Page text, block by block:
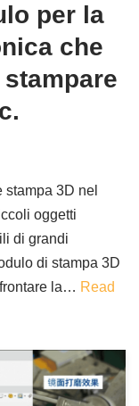
per la
che
3D nel
oggetti
di grandi
di stampa 3D
la… Read